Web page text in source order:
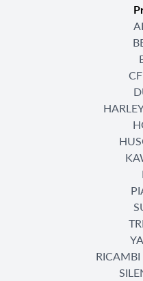
RICAMBI